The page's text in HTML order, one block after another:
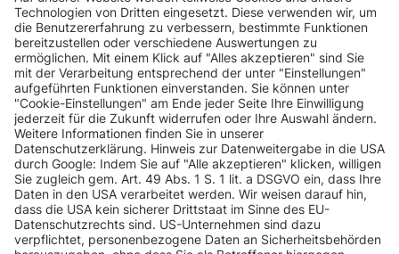
INFORMATIONEN
KUNDENSERVICE
INFORMATIONEN